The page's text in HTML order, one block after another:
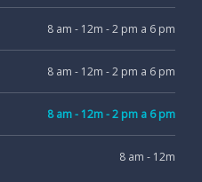
8 am - 12m - 2 pm a 6 pm
8 am - 12m - 2 pm a 6 pm
8 am - 12m - 2 pm a 6 pm
8 am - 12m